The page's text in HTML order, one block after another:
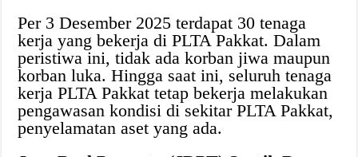
Per 3 Desember 2025 terdapat 30 tenaga
kerja yang bekerja di PLTA Pakkat. Dalam
peristiwa ini, tidak ada korban jiwa maupun
korban luka. Hingga saat ini, seluruh tenaga
kerja PLTA Pakkat tetap bekerja melakukan
pengawasan kondisi di sekitar PLTA Pakkat,
penyelamatan aset yang ada.